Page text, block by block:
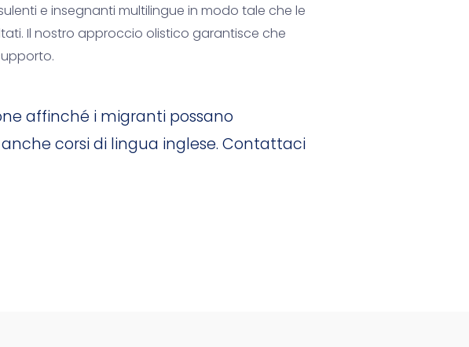
e insegnanti multilingue in modo tale che le
Il nostro approccio olistico garantisce che
affinché i migranti possano
corsi di lingua inglese. Contattaci